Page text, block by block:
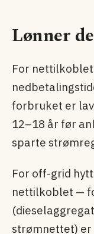
Lønner
For
forbruket er
12–18 år før
sparte
For off-grid
nettilkoblet —
strømnettet) er